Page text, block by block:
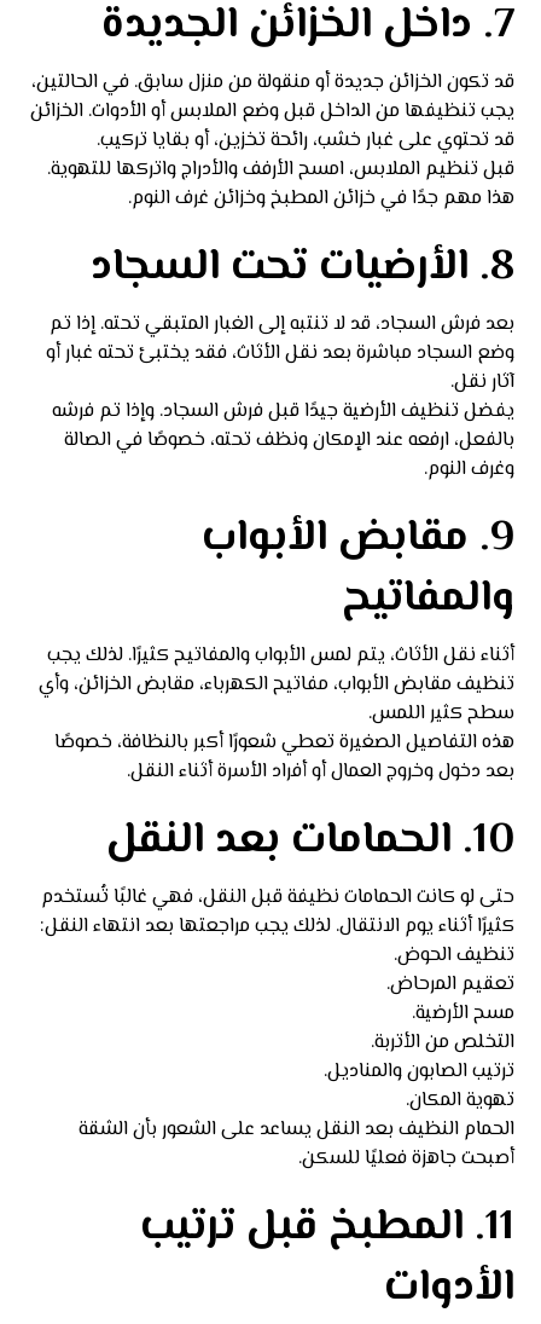
7. داخل الخزائن الجديدة
قد تكون الخزائن جديدة أو منقولة من منزل سابق. في الحالتين،
يجب تنظيفها من الداخل قبل وضع الملابس أو الأدوات. الخزائن
قد تحتوي على غبار خشب، رائحة تخزين، أو بقايا تركيب.
قبل تنظيم الملابس، امسح الأرفف والأدراج واتركها للتهوية.
هذا مهم جدًا في خزائن المطبخ وخزائن غرف النوم.
8. الأرضيات تحت السجاد
بعد فرش السجاد، قد لا تنتبه إلى الغبار المتبقي تحته. إذا تم
وضع السجاد مباشرة بعد نقل الأثاث، فقد يختبئ تحته غبار أو
آثار نقل.
يفضل تنظيف الأرضية جيدًا قبل فرش السجاد. وإذا تم فرشه
بالفعل، ارفعه عند الإمكان ونظف تحته، خصوصًا في الصالة
وغرف النوم.
9. مقابض الأبواب
والمفاتيح
أثناء نقل الأثاث، يتم لمس الأبواب والمفاتيح كثيرًا. لذلك يجب
تنظيف مقابض الأبواب، مفاتيح الكهرباء، مقابض الخزائن، وأي
سطح كثير اللمس.
هذه التفاصيل الصغيرة تعطي شعورًا أكبر بالنظافة، خصوصًا
بعد دخول وخروج العمال أو أفراد الأسرة أثناء النقل.
10. الحمامات بعد النقل
حتى لو كانت الحمامات نظيفة قبل النقل، فهي غالبًا تُستخدم
كثيرًا أثناء يوم الانتقال. لذلك يجب مراجعتها بعد انتهاء النقل:
تنظيف الحوض.
تعقيم المرحاض.
مسح الأرضية.
التخلص من الأتربة.
ترتيب الصابون والمناديل.
تهوية المكان.
الحمام النظيف بعد النقل يساعد على الشعور بأن الشقة
أصبحت جاهزة فعليًا للسكن.
11. المطبخ قبل ترتيب
الأدوات